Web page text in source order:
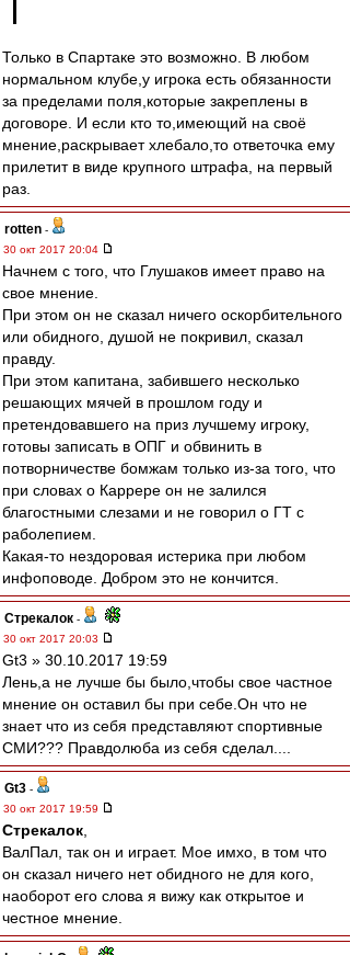
Только в Спартаке это возможно. В любом
нормальном клубе,у игрока есть обязанности
за пределами поля,которые закреплены в
договоре. И если кто то,имеющий на своё
мнение,раскрывает хлебало,то ответочка ему
прилетит в виде крупного штрафа, на первый
раз.
rotten -
30 окт 2017 20:04
Начнем с того, что Глушаков имеет право на
свое мнение.
При этом он не сказал ничего оскорбительного
или обидного, душой не покривил, сказал
правду.
При этом капитана, забившего несколько
решающих мячей в прошлом году и
претендовавшего на приз лучшему игроку,
готовы записать в ОПГ и обвинить в
потворничестве бомжам только из-за того, что
при словах о Каррере он не залился
благостными слезами и не говорил о ГТ с
раболепием.
Какая-то нездоровая истерика при любом
инфоповоде. Добром это не кончится.
Стрекалок -
30 окт 2017 20:03
Gt3 » 30.10.2017 19:59
Лень,а не лучше бы было,чтобы свое частное
мнение он оставил бы при себе.Он что не
знает что из себя представляют спортивные
СМИ??? Правдолюба из себя сделал....
Gt3 -
30 окт 2017 19:59
Стрекалок
ВалПал, так он и играет. Мое имхо, в том что
он сказал ничего нет обидного не для кого,
наоборот его слова я вижу как открытое и
честное мнение.